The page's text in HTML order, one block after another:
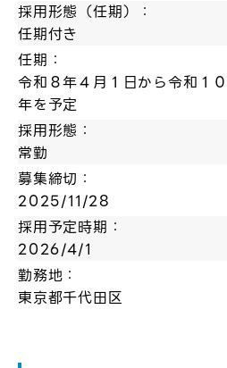
採用形態（任期）：
任期付き
任期：
令和８年４月１日から令和１
年を予定
採用形態：
常勤
募集締切：
2025/11/28
採用予定時期：
2026/4/1
勤務地：
東京都千代田区